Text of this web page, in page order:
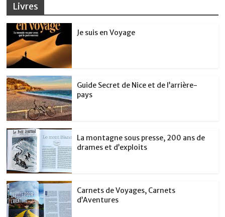
Livres
Je suis en Voyage
Guide Secret de Nice et de l’arrière-
pays
La montagne sous presse, 200 ans de
drames et d’exploits
Carnets de Voyages, Carnets
d’Aventures